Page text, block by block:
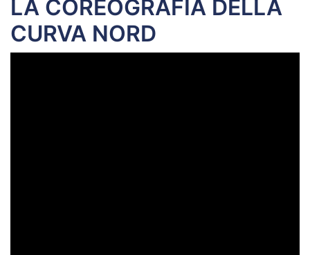
LA COREOGRAFIA DELLA
CURVA NORD